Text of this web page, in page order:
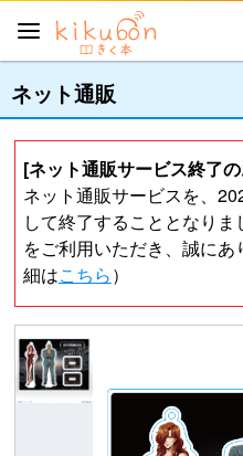
ネット通販
[ネット通販サービス終了
ネット通販サービスを、
して終了することとなり
をご利用いただき、誠に
細はこちら）